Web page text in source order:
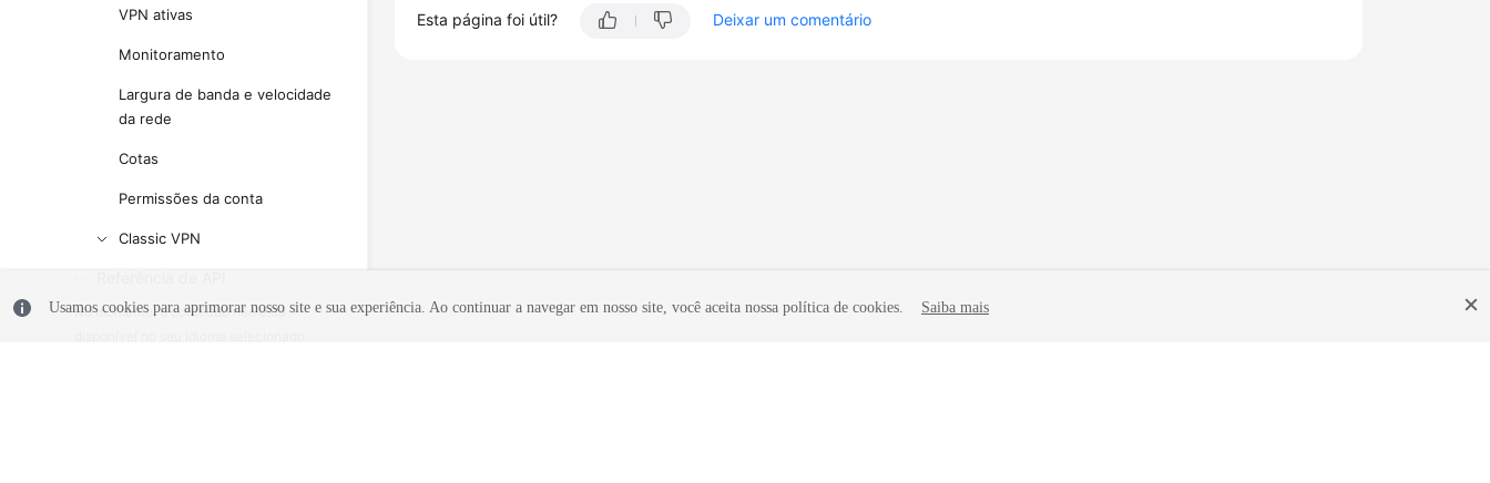
VPN ativas
Monitoramento
Largura de banda e velocidade
da rede
Cotas
Permissões da conta
Classic VPN
No momento, o conteúdo não está
Esta página foi útil? Deixar um comentário
Usamos cookies para aprimorar nosso site e sua experiência. Ao continuar a navegar em nosso site, você aceita nossa política de cookies. Saiba mais